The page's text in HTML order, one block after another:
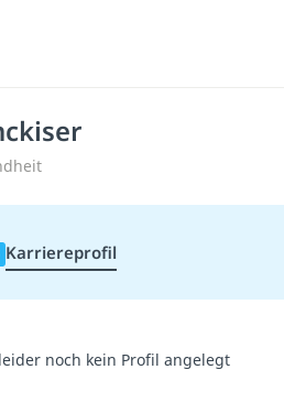
Karriereprofil
noch kein Profil angelegt